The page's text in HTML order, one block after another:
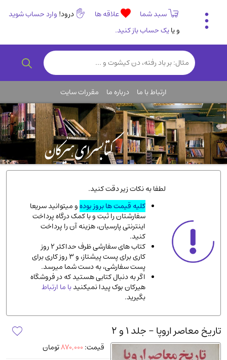
سبد شما علاقه ها درود! وارد حساب شوید
و یایک حساب باز کنید.
تاریخی و فرهنگی
(838)
رمان و داستان ایرانی(307)
روانشناسی(357)
انگلیسی و زبان خارجی(14)
کودکان و نوجوانان(76)
کتب نادر و کمیاب(19)
روانشناسی(112)
طب گیاهی و سنتی(45)
فلسفه و جامعه شناسی(151)
ادبیات و شعر
ادیان و مذاهب
دانشگاهی و آموزشی
اقتصادی، بازاریابی و مالی(56)
پزشکی(140)
کامپیوتر و نرم افزار(13)
ورزشی و تربیت بدنی
ارتباط با ما درباره ما مقررات سایت
لطفا به نکات زیر دقت کنید.
کلیه قیمت ها بروز بودهو میتوانید سریعا
سفارشتان را ثبت و با کمک درگاه پرداخت
اینترنتی پارسیان، هزینه آن را پرداخت
کنید.
کتاب های سفارشی ظرف حداکثر 2 روز
کاری برای پست پیشتاز، و 3 روز کاری برای
پست سفارشی، به دست شما میرسد.
اگر به دنبال کتابی هستید که در فروشگاه
هیرکان بوک پیدا نمیکنیدبا ما ارتباط
بگیرید.
تاریخ معاصر اروپا - جلد 1 و 2
قیمت: 870,000تومان